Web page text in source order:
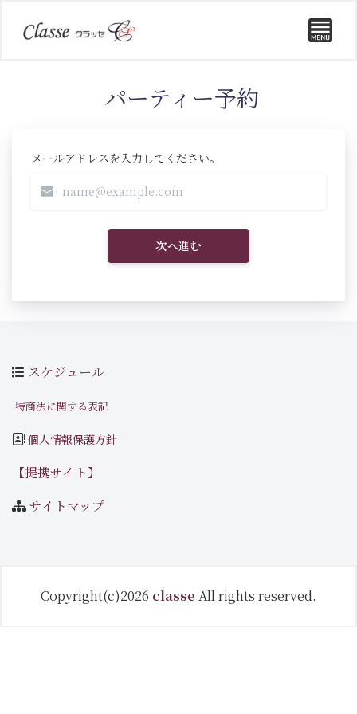
パーティー予約
メールアドレスを入力してください。
次へ進む
スケジュール
特商法に関する表記
個人情報保護方針
【提携サイト】
サイトマップ
Copyright(c)2026 classe All rights reserved.